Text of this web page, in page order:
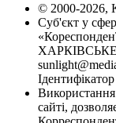
© 2000-2026,
Суб'єкт у
ХАРКІВСЬКЕ
Використання
сайті,